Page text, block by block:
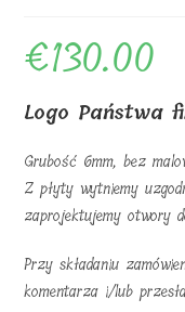
€130.00
Logo Państwa
Grubość 6mm, bez
Z płyty wytniemy
zaprojektujemy otwory
Przy składaniu
komentarza i/lub